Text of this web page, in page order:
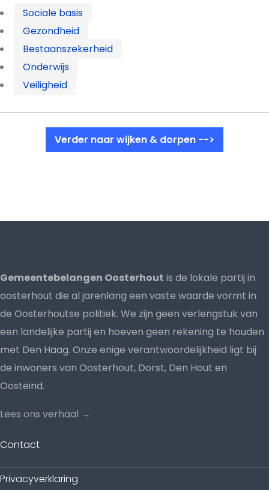
Sociale basis
Gezondheid
Bestaanszekerheid
Onderwijs
Veiligheid
Verder naar wijken & dorpen -->
Gemeentebelangen Oosterhout is de lokale partij in
oosterhout die al jarenlang een vaste waarde vormt in
de Oosterhoutse politiek. We zijn geen verlengstuk van
een landelijke partij en hoeven geen rekening te houden
met Den Haag. Onze enige verantwoordelijkheid ligt bij
de inwoners van Oosterhout, Dorst, Den Hout en
Oosteind.
Lees ons verhaal →
Contact
Privacyverklaring